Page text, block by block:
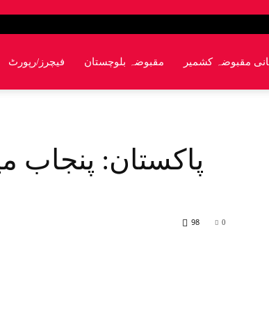
فیچرز/رپورٹ مقبوضہ بلوچستان مقبوضہ کشمیر
0
98